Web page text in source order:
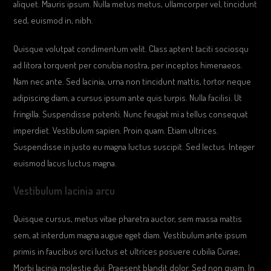
aliquet. Mauris ipsum. Nulla metus metus, ullamcorper vel, tincidunt
sed, euismod in, nibh.
Quisque volutpat condimentum velit. Class aptent taciti sociosqu
ad litora torquent per conubia nostra, per inceptos himenaeos.
Nam nec ante. Sed lacinia, urna non tincidunt mattis, tortor neque
adipiscing diam, a cursus ipsum ante quis turpis. Nulla facilisi. Ut
fringilla. Suspendisse potenti. Nunc feugiat mi a tellus consequat
imperdiet. Vestibulum sapien. Proin quam. Etiam ultrices.
Suspendisse in justo eu magna luctus suscipit. Sed lectus. Integer
euismod lacus luctus magna.
Vestibulum lacinia arcu
Quisque cursus, metus vitae pharetra auctor, sem massa mattis
sem, at interdum magna augue eget diam. Vestibulum ante ipsum
primis in faucibus orci luctus et ultrices posuere cubilia Curae;
Morbi lacinia molestie dui. Praesent blandit dolor. Sed non quam. In